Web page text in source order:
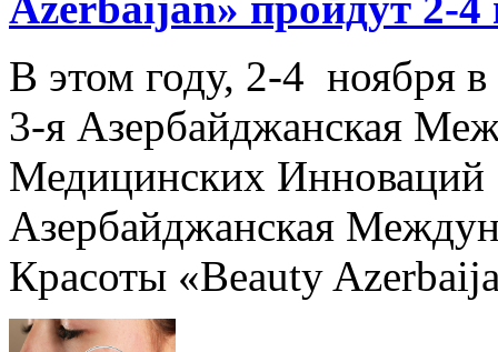
В этом году, 2-4 ноября
3-я Азербайджанская
Медицинских Инноваций
Азербайджанская
Красоты «Beauty